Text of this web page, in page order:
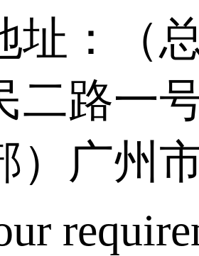
址：（
二路一
）广州